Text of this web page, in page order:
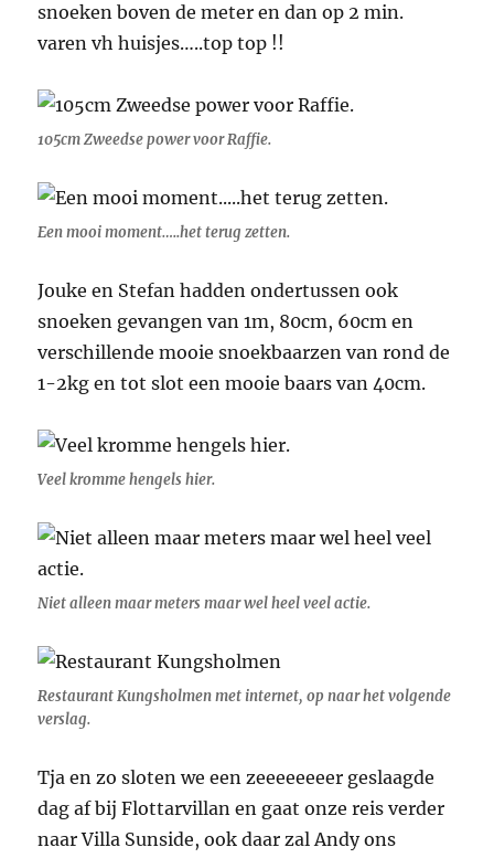
snoeken boven de meter en dan op 2 min.
varen vh huisjes…..top top !!
105cm Zweedse power voor Raffie.
Een mooi moment…..het terug zetten.
Jouke en Stefan hadden ondertussen ook
snoeken gevangen van 1m, 80cm, 60cm en
verschillende mooie snoekbaarzen van rond de
1-2kg en tot slot een mooie baars van 40cm.
Veel kromme hengels hier.
Niet alleen maar meters maar wel heel veel actie.
Restaurant Kungsholmen met internet, op naar het volgende
verslag.
Tja en zo sloten we een zeeeeeeeer geslaagde
dag af bij Flottarvillan en gaat onze reis verder
naar Villa Sunside, ook daar zal Andy ons